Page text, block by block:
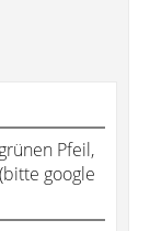
Pfeil,
google